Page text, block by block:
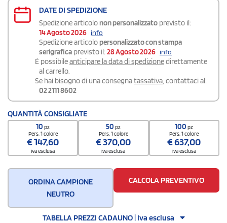
DATE DI SPEDIZIONE
Spedizione articolo non personalizzato previsto il:
14 Agosto 2026 info
Spedizione articolo personalizzato con stampa
serigrafica previsto il: 28 Agosto 2026 info
É possibileanticipare la data di spedizionedirettamente
al carrello.
Se hai bisogno di una consegnatassativa, contattaci al:
02 2111 8602
QUANTITÀ CONSIGLIATE
10pz
Pers. 1 colore
€147,60
iva esclusa
50pz
Pers. 1 colore
€370,00
iva esclusa
100pz
Pers. 1 colore
€637,00
iva esclusa
ORDINA CAMPIONE
NEUTRO
CALCOLA PREVENTIVO
TABELLA PREZZI CADAUNO | Iva esclusa